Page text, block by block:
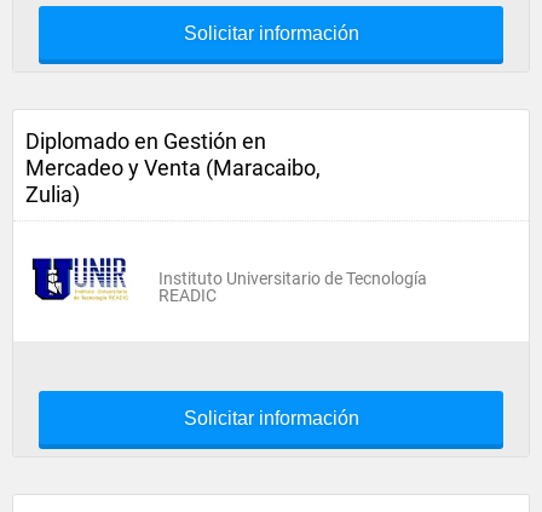
Solicitar información
Diplomado en Gestión en
Mercadeo y Venta (Maracaibo,
Zulia)
Instituto Universitario de Tecnología
READIC
Solicitar información